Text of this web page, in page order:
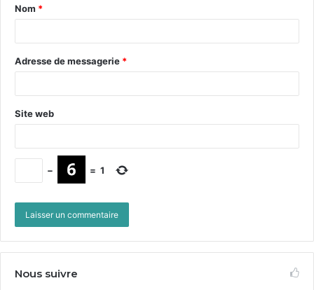
Nom *
Adresse de messagerie *
Site web
− = 1
Nous suivre